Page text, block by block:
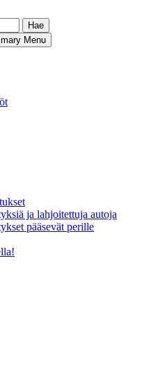
Menu
ja lahjoitettuja autoja
pääsevät perille